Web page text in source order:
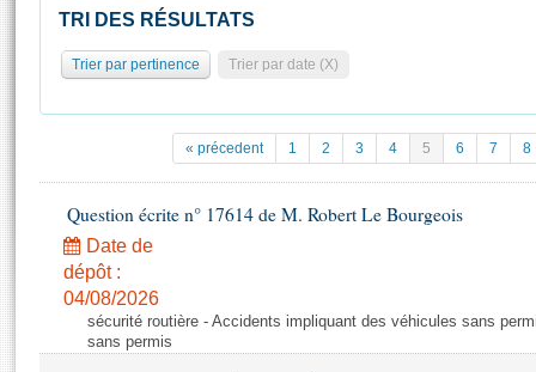
Pétitions
Projets de loi
Propositions de loi
Amendements
Textes adoptés
Statistiques et chiffres clés
Documents de référence
( Constitution | Règlement de l'Assemblée ... )
Histoire
Juniors
Anciennes législatures
La Bibliothèque
Contacts et plan d'accès
Photos libres de droit
TRI DES RÉSULTATS
Trier par pertinence Trier par date (X)
« précedent 1 2 3 4 5 6 7 8
Question écrite n° 17614 de M. Robert Le Bourgeois
Date de
dépôt :
04/08/2026
sécurité routière - Accidents impliquant des véhicules sans
sans permis